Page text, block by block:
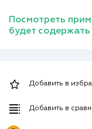
Посмотреть
будет содержать
Добавить в
Добавить в